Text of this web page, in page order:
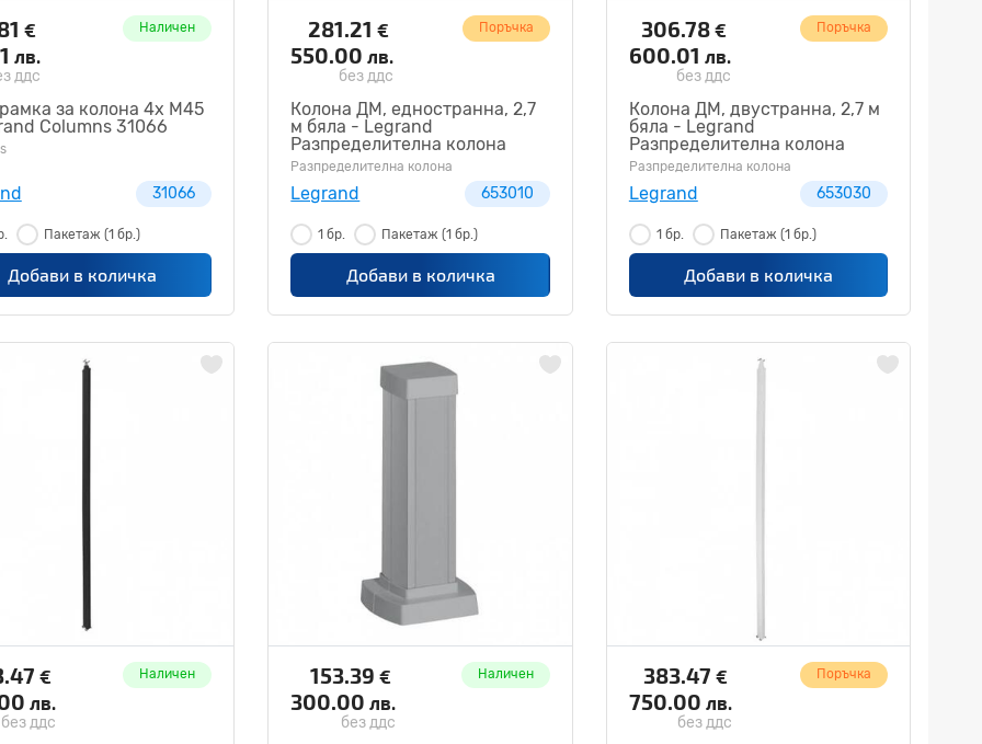
€
лв.
ддс
Наличен
за колона 4х М45
Columns 31066
31066
Пакетаж (1 бр.)
Добави в количка
281.21€
550.00 лв.
без ддс
Поръчка
Колона ДМ, едностранна, 2,7
м бяла - Legrand
Разпределителна колона
653010
Разпределителна колона
Legrand 653010
1 бр. Пакетаж(1 бр.)
Добави в количка
306.78 €
600.01 лв.
без ддс
Поръчка
Колона ДМ, двустранна, 2,7 м
бяла - Legrand
Разпределителна колона
653030
Разпределителна колона
Legrand 653030
1 бр. Пакетаж (1 бр.)
Добави в количка
€
лв.
без ддс
Наличен 153.39€
300.00лв.
без ддс
Наличен 383.47 €
750.00 лв.
без ддс
Поръчка